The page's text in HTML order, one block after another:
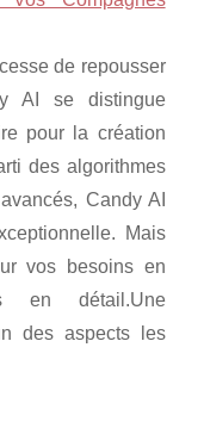
de repousser
AI se distingue
pour la création
des algorithmes
Candy AI
Mais
vos besoins en
en détail.Une
des aspects les